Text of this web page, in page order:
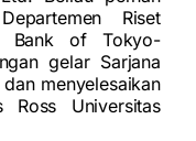
Riset
Bank of Tokyo-
gelar Sarjana
menyelesaikan
Universitas